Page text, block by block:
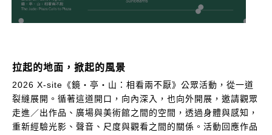
拉起的地面，掀起的風景
2026 X-site《鏡・亭・山：相看兩不厭》公眾活動，從一道
裂縫展開。循著這道開口，向內深入，也向外開展，邀請觀眾
走進／出作品、廣場與美術館之間的空間，透過身體與感知，
重新經驗光影、聲音、尺度與觀看之間的關係。活動回應作品